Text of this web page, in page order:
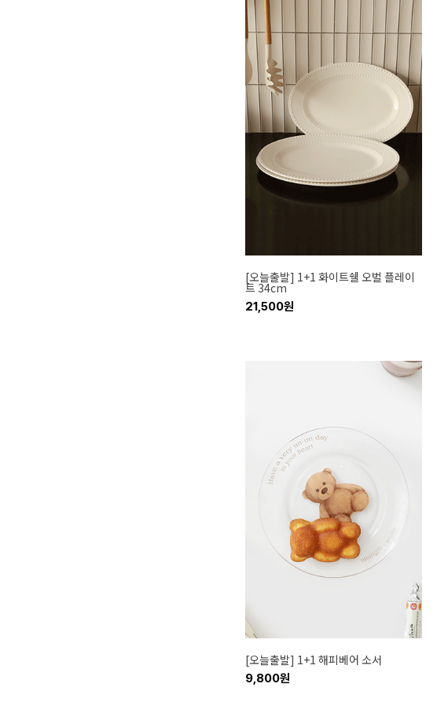
[오늘출발] 1+1 화이트쉘 오벌 플레이
트 34cm
21,500원
[오늘출발] 1+1 해피베어 소서
9,800원